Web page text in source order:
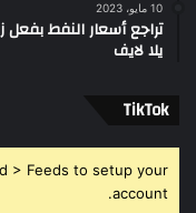
10 مايو، 2023
تراجع أسعار النفط بفعل
يلا لايف
‫TikTok
> Feeds to setup your
account.